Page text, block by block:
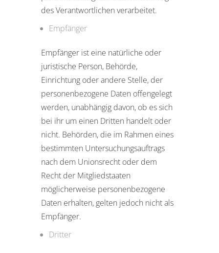
des Verantwortlichen verarbeitet.
Empfänger
Empfänger ist eine natürliche oder
juristische Person, Behörde,
Einrichtung oder andere Stelle, der
personenbezogene Daten offengelegt
werden, unabhängig davon, ob es sich
bei ihr um einen Dritten handelt oder
nicht. Behörden, die im Rahmen eines
bestimmten Untersuchungsauftrags
nach dem Unionsrecht oder dem
Recht der Mitgliedstaaten
möglicherweise personenbezogene
Daten erhalten, gelten jedoch nicht als
Empfänger.
Dritter